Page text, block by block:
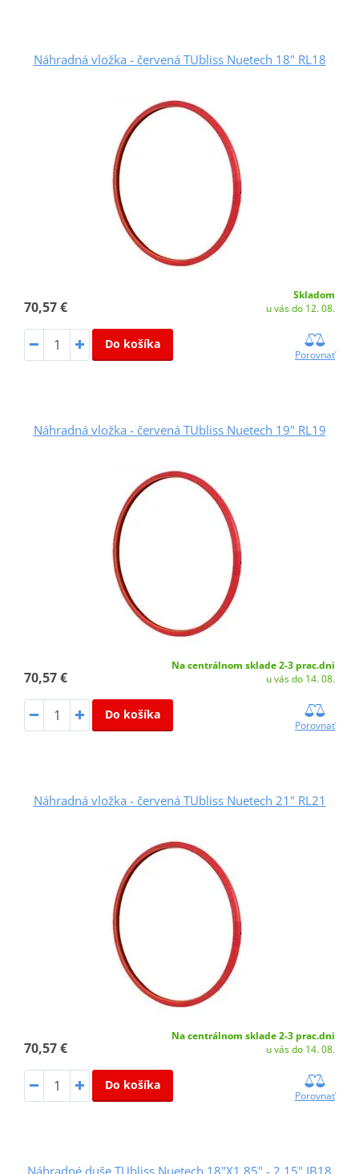
Náhradná vložka - červená TUbliss Nuetech 18" RL18
70,57 €
Skladom
u vás do 12. 08.
Do košíka
Porovnať
Náhradná vložka - červená TUbliss Nuetech 19" RL19
70,57 €
Na centrálnom sklade 2-3 prac.dni
u vás do 14. 08.
Do košíka
Porovnať
Náhradná vložka - červená TUbliss Nuetech 21" RL21
70,57 €
Na centrálnom sklade 2-3 prac.dni
u vás do 14. 08.
Do košíka
Porovnať